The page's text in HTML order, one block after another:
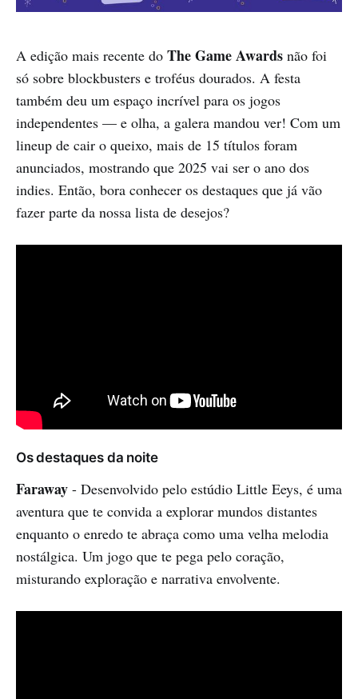
A edição mais recente do The Game Awards não foi
só sobre blockbusters e troféus dourados. A festa
também deu um espaço incrível para os jogos
independentes — e olha, a galera mandou ver! Com um
lineup de cair o queixo, mais de 15 títulos foram
anunciados, mostrando que 2025 vai ser o ano dos
indies. Então, bora conhecer os destaques que já vão
fazer parte da nossa lista de desejos?
Os destaques da noite
Faraway - Desenvolvido pelo estúdio Little Eeys, é uma
aventura que te convida a explorar mundos distantes
enquanto o enredo te abraça como uma velha melodia
nostálgica. Um jogo que te pega pelo coração,
misturando exploração e narrativa envolvente.